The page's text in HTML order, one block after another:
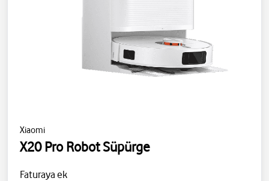
Xiaomi
X20 Pro Robot Süpürge
Faturaya ek